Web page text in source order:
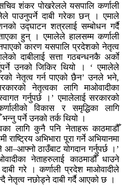
शंकर पोखरेलले यसपालि कर्णाली
पाउनुपर्ने दाबी गरेका छन् । एमाले
उद्घाटन शत्रलाई सम्बोधन गर्दै
हुन् । एमालेले हालसम्म कर्णाली
कारण यसपालि प्रदेशको नेतृत्व
दाबीलाई सत्ता गठबन्धनकै अर्काे
उनको जिकिर थियो । ‘ एमालेले
नेतृत्व गर्न पाएको छैन’ उनले भने,
नेतृत्वका लागि माओवादीका
गर्नुपर्छ ।’ एमालेलाई सरकारको
विकास र समृद्धिका लागि
पर्ने उनको तर्क थियो ।
लागि कुनै पनि नेताहरू काठमाडौँ
अभिभारा पूरा गर्ने अभियानमा
ठाउँबाट योगदान गर्नुपर्छ ।’
नेताहरुलाई काठमाडौँ धाउने
गरे । कर्णाली प्रदेश माओवादीले
नेतृत्व नछोड्ने दाबी गर्दै आएको छ ।